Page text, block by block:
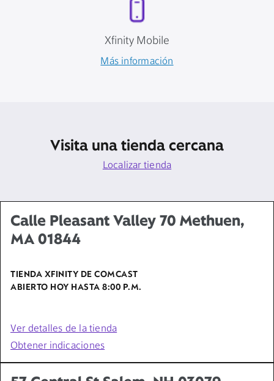
Xfinity Mobile
Más información
Visita una tienda cercana
Localizar tienda
Calle Pleasant Valley 70 Methuen,
MA 01844
TIENDA XFINITY DE COMCAST
ABIERTO HOY HASTA 8:00 P.M.
Ver detalles de la tienda
Obtener indicaciones